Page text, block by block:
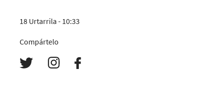
18 Urtarrila - 10:33
Compártelo